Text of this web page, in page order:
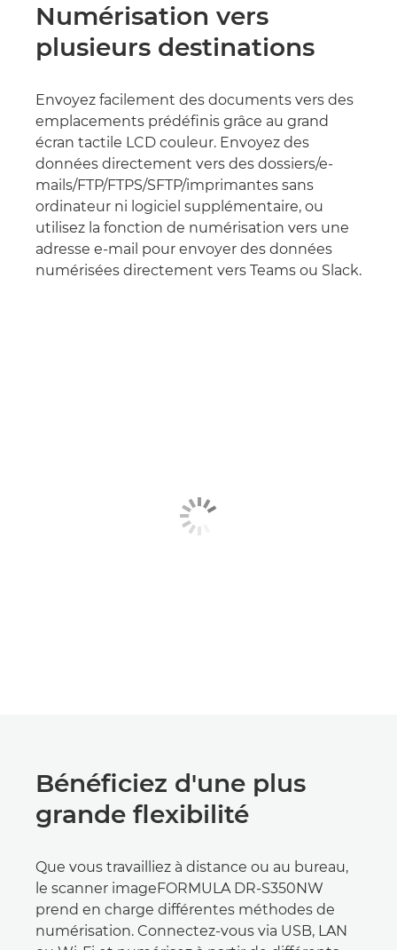
Numérisation vers
plusieurs destinations
Envoyez facilement des documents vers des
emplacements prédéfinis grâce au grand
écran tactile LCD couleur. Envoyez des
données directement vers des dossiers/e-
mails/FTP/FTPS/SFTP/imprimantes sans
ordinateur ni logiciel supplémentaire, ou
utilisez la fonction de numérisation vers une
adresse e-mail pour envoyer des données
numérisées directement vers Teams ou Slack.
Bénéficiez d'une plus
grande flexibilité
Que vous travailliez à distance ou au bureau,
le scanner imageFORMULA DR-S350NW
prend en charge différentes méthodes de
numérisation. Connectez-vous via USB, LAN